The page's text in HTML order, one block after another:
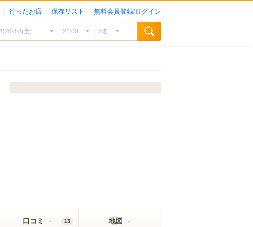
行ったお店 保存リスト 無料会員登録/ログイン
口コミ 13 地図